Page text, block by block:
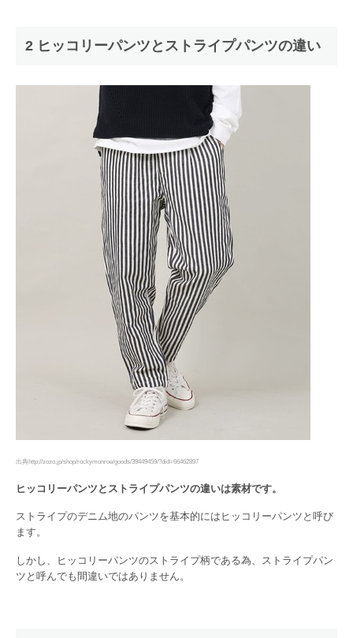
2 ヒッコリーパンツとストライプパンツの違い
出典http://zozo.jp/shop/rockymonroe/goods/39449459/?did=66462897
ヒッコリーパンツとストライプパンツの違いは素材です。
ストライプのデニム地のパンツを基本的にはヒッコリーパンツと呼び
ます。
しかし、ヒッコリーパンツのストライプ柄である為、ストライプパン
ツと呼んでも間違いではありません。